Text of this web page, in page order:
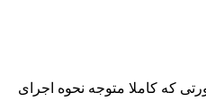
که کاملا متوجه نحوه اجرای